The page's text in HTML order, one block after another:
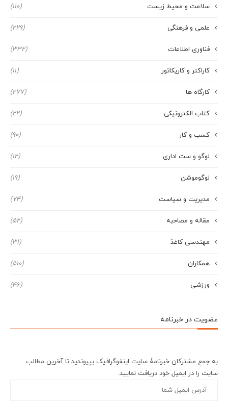
سلامت و محیط زیست (110)
علمی و فرهنگی (229)
فناوری اطلاعات (332)
کاراکتر و کاریکاتور (11)
کارگاه ها (277)
کتاب الکترونیکی (22)
کسب و کار (90)
لوگو و ست اداری (12)
لوگوموشن (19)
مدیریت و سیاست (74)
مقاله و مصاحبه (52)
مهندسی کاغذ (31)
همکاران (510)
ورزشی (46)
عضویت در خبرنامه
به جمع مشترکان خبرنامۀ سایت اینفوگرافیک بپیوندید تا آخرین مطالب
سایت را در ایمیل خود دریافت نمایید.